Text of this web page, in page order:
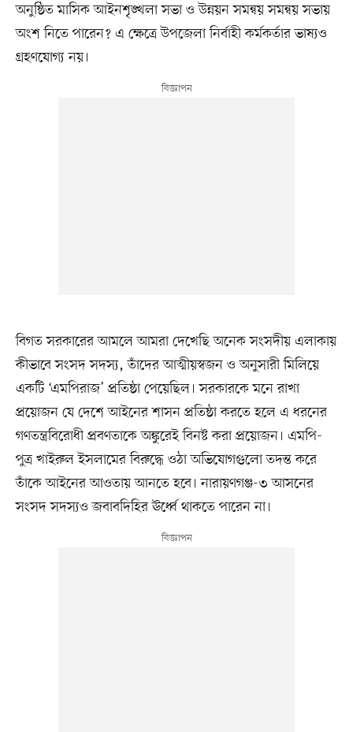
অনুষ্ঠিত মাসিক আইনশৃঙ্খলা সভা ও উন্নয়ন সমন্বয় সমন্বয় সভায়
অংশ নিতে পারেন? এ ক্ষেত্রে উপজেলা নির্বাহী কর্মকর্তার ভাষ্যও
গ্রহণযোগ্য নয়।
বিগত সরকারের আমলে আমরা দেখেছি অনেক সংসদীয় এলাকায়
কীভাবে সংসদ সদস্য, তাঁদের আত্মীয়স্বজন ও অনুসারী মিলিয়ে
একটি ‘এমপিরাজ’ প্রতিষ্ঠা পেয়েছিল। সরকারকে মনে রাখা
প্রয়োজন যে দেশে আইনের শাসন প্রতিষ্ঠা করতে হলে এ ধরনের
গণতন্ত্রবিরোধী প্রবণতাকে অঙ্কুরেই বিনষ্ট করা প্রয়োজন। এমপি-
পুত্র খাইরুল ইসলামের বিরুদ্ধে ওঠা অভিযোগগুলো তদন্ত করে
তাঁকে আইনের আওতায় আনতে হবে। নারায়ণগঞ্জ-৩ আসনের
সংসদ সদস্যও জবাবদিহির ঊর্ধ্বে থাকতে পারেন না।